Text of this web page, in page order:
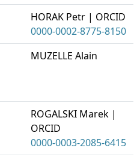
HORAK Petr | ORCID
0000-0002-8775-8150
MUZELLE Alain
ROGALSKI Marek |
ORCID
0000-0003-2085-6415